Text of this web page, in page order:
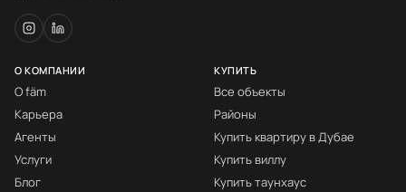
О КОМПАНИИ
О fäm
Карьера
Агенты
Услуги
Блог
КУПИТЬ
Все объекты
Районы
Купить квартиру в Дубае
Купить виллу
Купить таунхаус